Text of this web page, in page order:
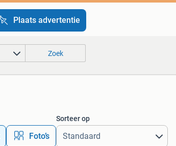
Plaats advertentie
Zoek
Foto’s
Sorteer op